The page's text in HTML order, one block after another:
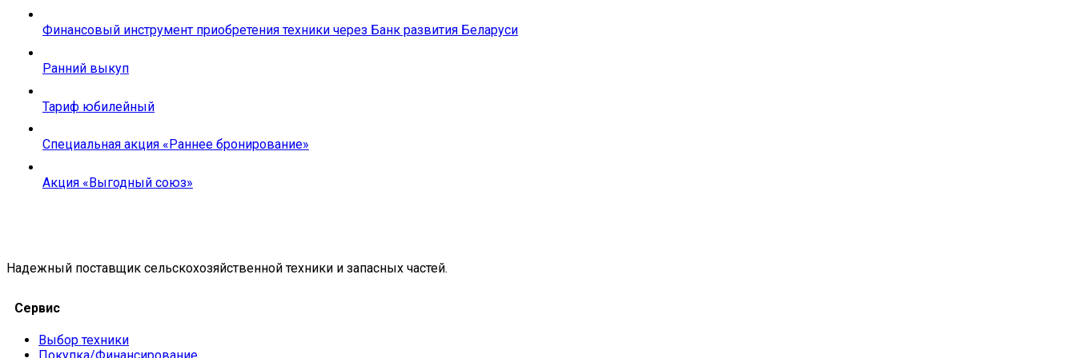
Финансовый инструмент приобретения техники через Банк развития Беларуси
Ранний выкуп
Тариф юбилейный
Специальная акция «Раннее бронирование»
Акция «Выгодный союз»
Надежный поставщик сельскохозяйственной техники и запасных частей.
Сервис
Выбор техники